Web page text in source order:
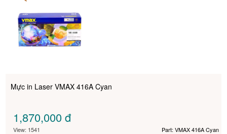
Mực in Laser VMAX 416A Cyan
1,870,000đ
View: 1541 Part: VMAX 416A Cyan